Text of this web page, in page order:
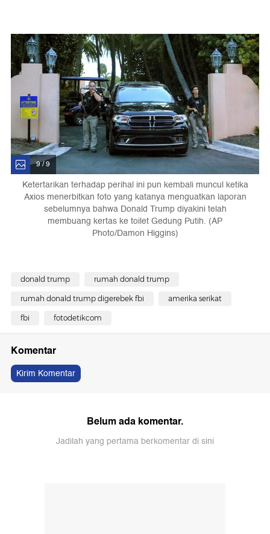
9 / 9
Ketertarikan terhadap perihal ini pun kembali muncul ketika
Axios menerbitkan foto yang katanya menguatkan laporan
sebelumnya bahwa Donald Trump diyakini telah
membuang kertas ke toilet Gedung Putih. (AP
Photo/Damon Higgins)
donald trump rumah donald trump
rumah donald trump digerebek fbi amerika serikat
fbi fotodetikcom
Komentar
Kirim Komentar
Belum ada komentar.
Jadilah yang pertama berkomentar di sini